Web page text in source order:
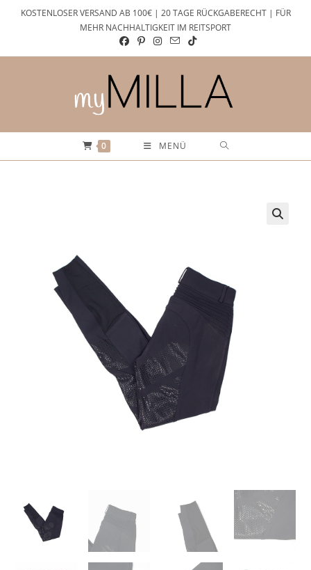
KOSTENLOSER VERSAND AB 100€ | 20 TAGE RÜCKGABERECHT | FÜR
MEHR NACHHALTIGKEIT IM REITSPORT
0 MENÜ